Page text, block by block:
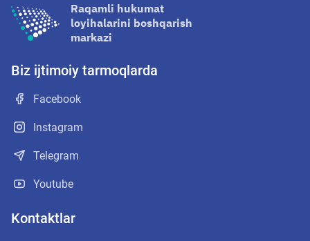
Raqamli hukumat
loyihalarini boshqarish
markazi
Biz ijtimoiy tarmoqlarda
Facebook
Instagram
Telegram
Youtube
Kontaktlar